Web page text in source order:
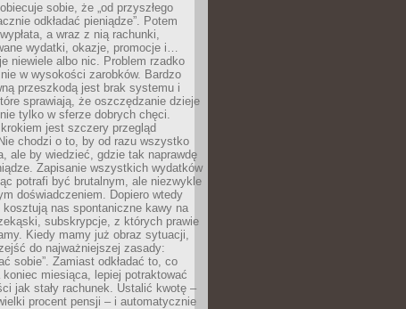
sobie, że „od przyszłego
odkładać pieniądze”. Potem
a wraz z nią rachunki,
wydatki, okazje, promocje i…
niewiele albo nic. Problem rzadko
w wysokości zarobków. Bardzo
przeszkodą jest brak systemu i
sprawiają, że oszczędzanie dzieje
tylko w sferze dobrych chęci.
jest szczery przegląd
chodzi o to, by od razu wszystko
ale by wiedzieć, gdzie tak naprawdę
Zapisanie wszystkich wydatków
potrafi być brutalnym, ale niezwykle
doświadczeniem. Dopiero wtedy
kosztują nas spontaniczne kawy na
subskrypcje, z których prawie
Kiedy mamy już obraz sytuacji,
do najważniejszej zasady:
sobie”. Zamiast odkładać to, co
miesiąca, lepiej potraktować
jak stały rachunek. Ustalić kwotę –
procent pensji – i automatycznie